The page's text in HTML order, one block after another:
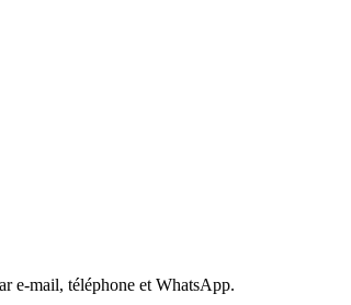
e-mail, téléphone et WhatsApp.